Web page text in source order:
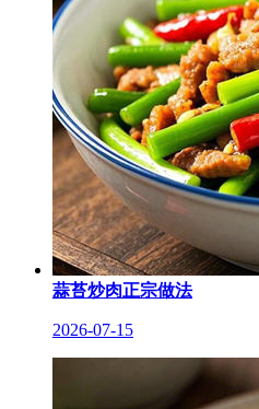
蒜苔炒肉正宗做法
2026-07-15